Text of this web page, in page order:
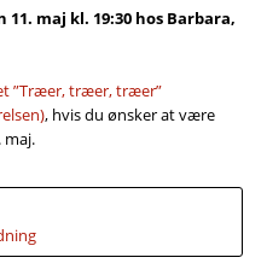
11. maj kl. 19:30 hos Barbara,
”Træer, træer, træer”
, hvis du ønsker at være
maj.